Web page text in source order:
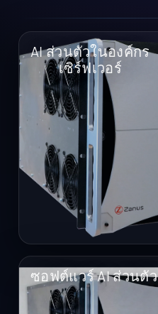
AI ส่วนตัวในองค์กร
เซิร์ฟเวอร์
ซอฟต์แวร์ AI ส่วนตัว